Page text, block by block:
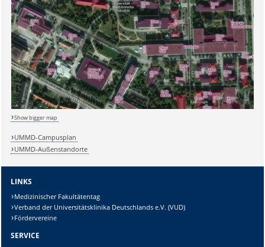
Sicherheitsabfrage:
Show bigger map
UMMD-Campusplan
UMMD-Außenstandorte
LINKS
Medizinischer Fakultätentag
Verband der Universitätsklinika Deutschlands e.V. (VUD)
Fördervereine
SERVICE